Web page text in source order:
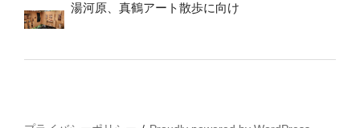
湯河原、真鶴アート散歩に向け